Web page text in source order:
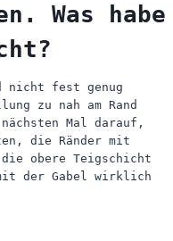
Was habe
nicht fest genug
zu nah am Rand
Mal darauf,
die Ränder mit
die obere Teigschicht
der Gabel wirklich